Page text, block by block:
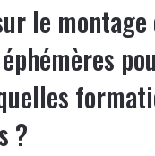
le montage
?